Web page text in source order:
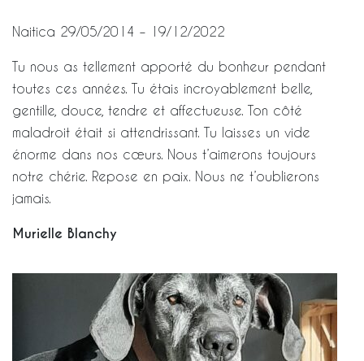
Naitica 29/05/2014 – 19/12/2022
Tu nous as tellement apporté du bonheur pendant
toutes ces années. Tu étais incroyablement belle,
gentille, douce, tendre et affectueuse. Ton côté
maladroit était si attendrissant. Tu laisses un vide
énorme dans nos cœurs. Nous t’aimerons toujours
notre chérie. Repose en paix. Nous ne t’oublierons
jamais.
Murielle Blanchy